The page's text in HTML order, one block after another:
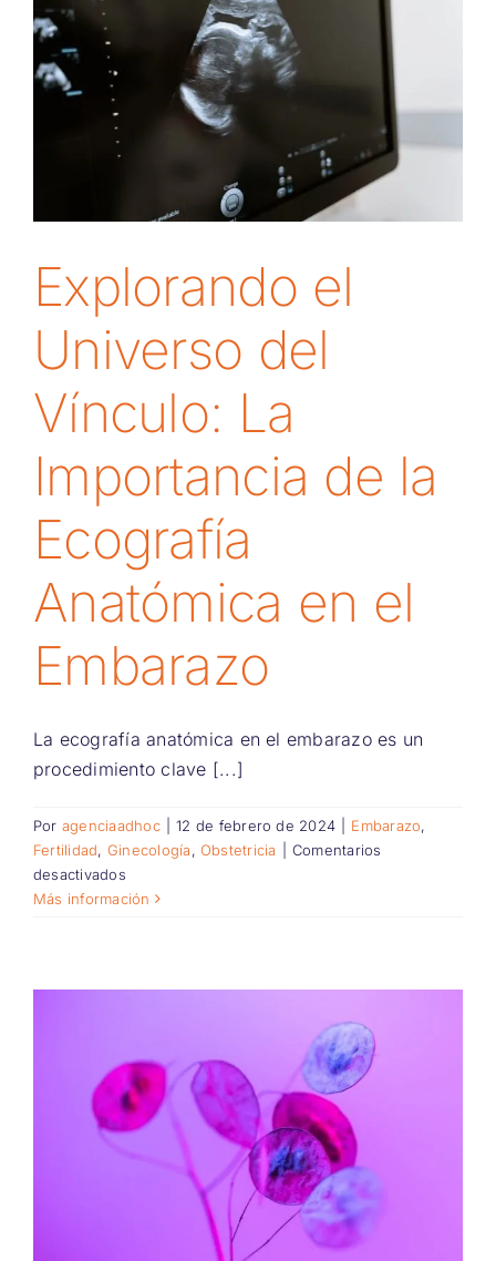
Explorando el
Universo del
Vínculo: La
Importancia de la
Ecografía
Anatómica en el
Embarazo
La ecografía anatómica en el embarazo es un
procedimiento clave [...]
Por agenciaadhoc 12 de febrero de 2024 Embarazo,
Fertilidad, Ginecología,Obstetricia
Comentarios
desactivadosen
Explorando
Vínculo:
de
la
Ecografía
Anatómica
Más información